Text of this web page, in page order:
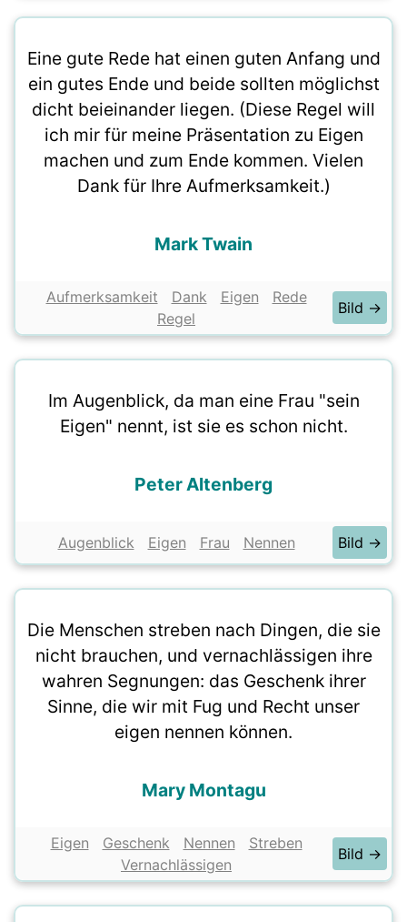
Eine gute Rede hat einen guten Anfang und
ein gutes Ende und beide sollten möglichst
dicht beieinander liegen. (Diese Regel will
ich mir für meine Präsentation zu Eigen
machen und zum Ende kommen. Vielen
Dank für Ihre Aufmerksamkeit.)
Mark Twain
Aufmerksamkeit Dank Eigen
Rede
Regel
Bild →
Im Augenblick, da man eine Frau "sein
Eigen" nennt, ist sie es schon nicht.
Peter Altenberg
Augenblick Eigen Frau Nennen Bild →
Die Menschen streben nach Dingen, die sie
nicht brauchen, und vernachlässigen ihre
wahren Segnungen: das Geschenk ihrer
Sinne, die wir mit Fug und Recht unser
eigen nennen können.
Mary Montagu
Eigen Geschenk Nennen
Streben
Vernachlässigen
Bild →